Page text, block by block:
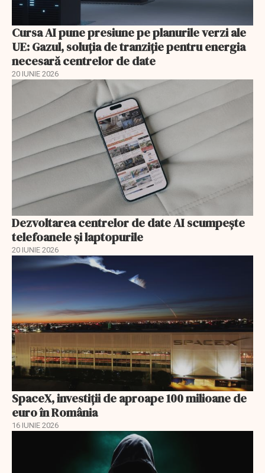
Cursa AI pune presiune pe planurile verzi ale
UE: Gazul, soluția de tranziție pentru energia
necesară centrelor de date
20 IUNIE 2026
Dezvoltarea centrelor de date AI scumpeşte
telefoanele şi laptopurile
20 IUNIE 2026
SpaceX, investiţii de aproape 100 milioane de
euro în România
16 IUNIE 2026